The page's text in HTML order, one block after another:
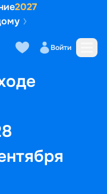
2027
Войти
Маршрут и